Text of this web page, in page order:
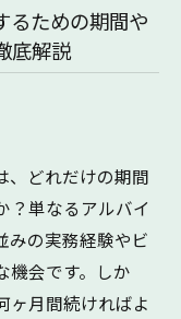
るための期間や
底解説
、どれだけの期間
？単なるアルバイ
みの実務経験やビ
機会です。しか
ヶ月間続ければよ